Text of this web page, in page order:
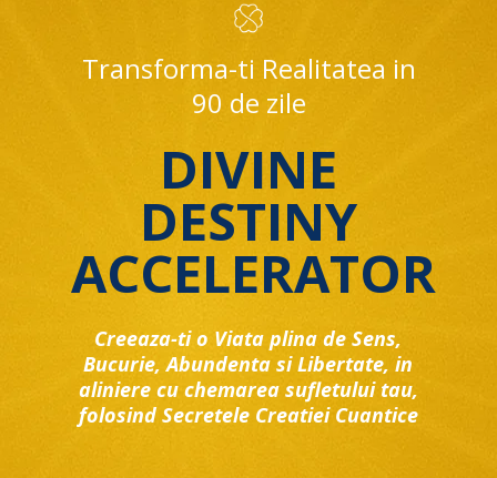
Creeaza-ti o Viata plina de Sens,
Bucurie, Abundenta si Libertate, in
aliniere cu chemarea sufletului tau,
folosind Secretele Creatiei Cuantice
DIVINE
DESTINY
ACCELERATOR
Transforma-ti Realitatea in
90 de zile